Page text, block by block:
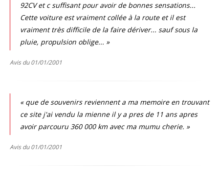
92CV et c suffisant pour avoir de bonnes sensations...
Cette voiture est vraiment collée à la route et il est
vraiment très difficile de la faire dériver... sauf sous la
pluie, propulsion oblige... »
Avis du 01/01/2001
« que de souvenirs reviennent a ma memoire en trouvant
ce site j'ai vendu la mienne il y a pres de 11 ans apres
avoir parcouru 360 000 km avec ma mumu cherie. »
Avis du 01/01/2001